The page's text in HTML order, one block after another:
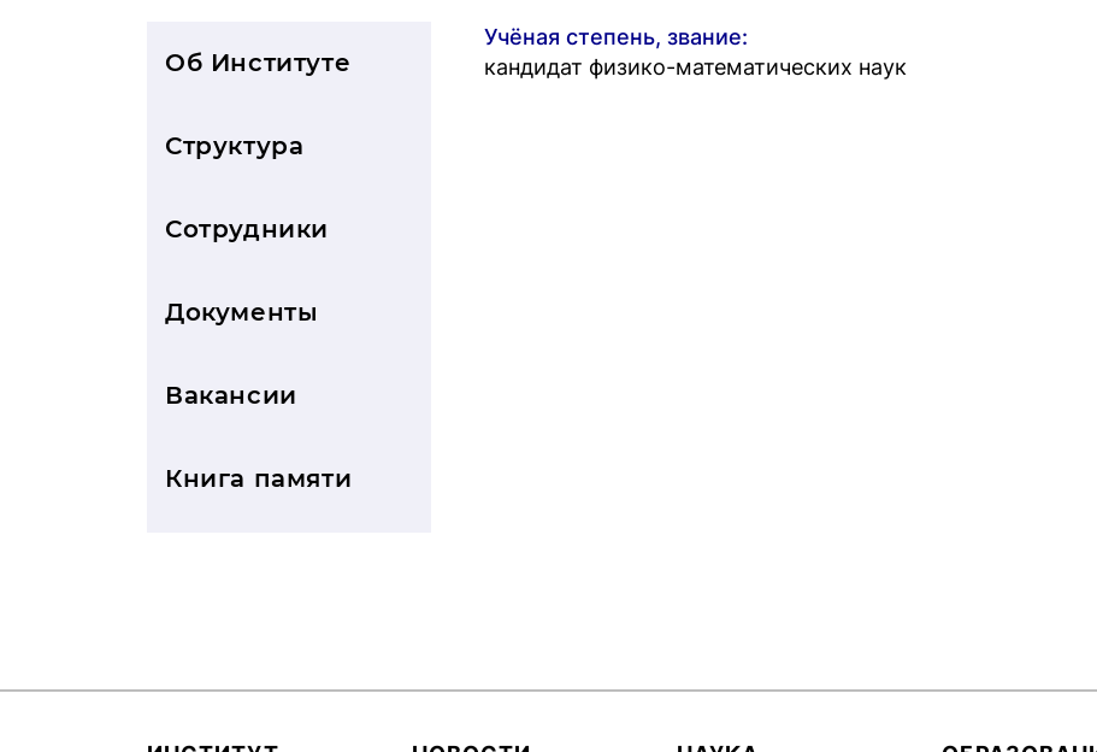
Об Институте
Структура
Сотрудники
Документы
Вакансии
Книга памяти
Учёная степень, звание:
кандидат физико-математических наук